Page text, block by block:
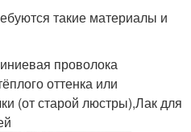
такие материалы и
проволока
оттенка или
(от старой люстры),Лак для